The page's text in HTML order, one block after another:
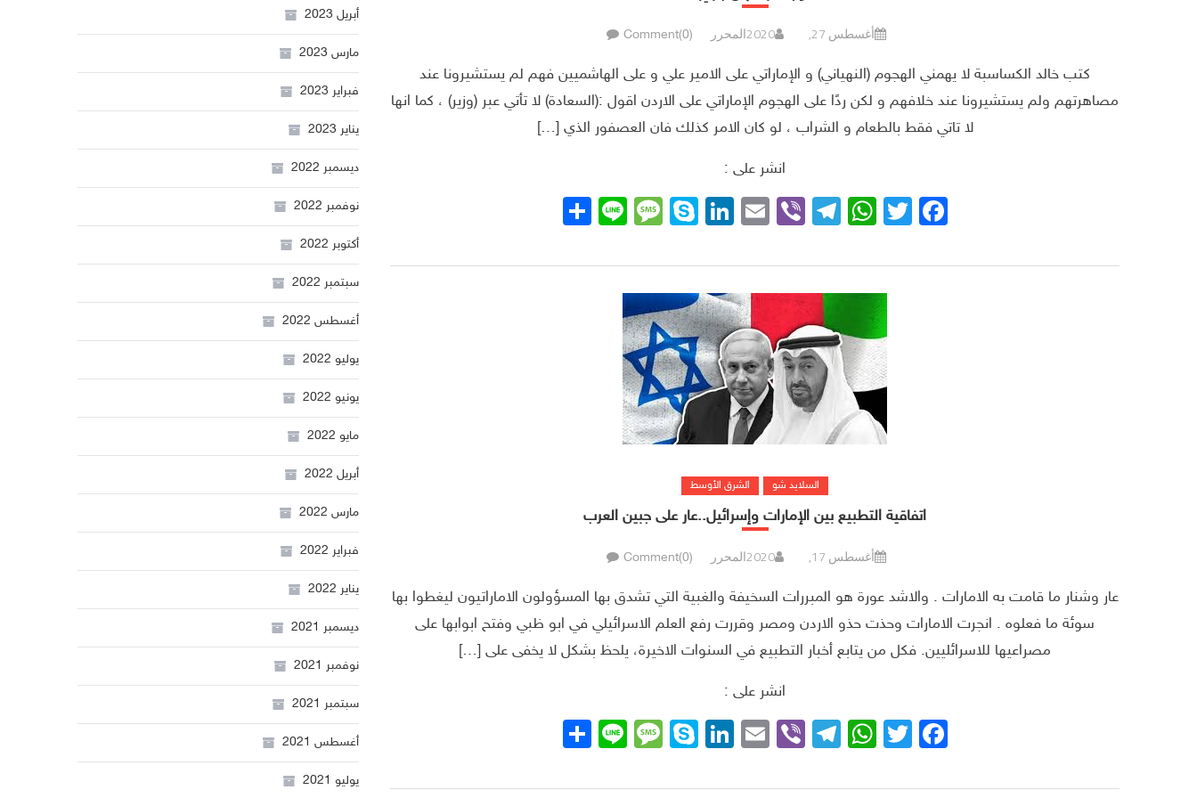
أغسطس 27, 2020 المحرر Comment(0)
كتب خالد الكساسبة لا يهمني الهجوم (النهياني) و الإماراتي على الامير علي و على الهاشميين فهم لم يستشيرونا عند
مصاهرتهم ولم يستشيرونا عند خلافهم و لكن ردًا على الهجوم الإماراتي على الاردن اقول :(السعادة) لا تأتي عبر (وزير) ، كما انها
لا تاتي فقط بالطعام و الشراب ، لو كان الامر كذلك فان العصفور الذي […]
انشر على :
Facebook
Twitter
WhatsApp
Telegram
Viber
Email
LinkedIn
Skype
Message
Line
السلايد شو الشرق الأوسط
اتفاقية التطبيع بين الإمارات وإسرائيل..عار على جبين العرب
أغسطس 17, 2020 المحرر Comment(0)
عار وشنار ما قامت به الامارات . والاشد عورة هو المبررات السخيفة والغبية التي تشدق بها المسؤولون الاماراتيون ليغطوا بها
سوئة ما فعلوه . انجرت الامارات وحذت حذو الاردن ومصر وقررت رفع العلم الاسرائيلي في ابو ظبي وفتح ابوابها على
مصراعيها للاسرائليين. فكل من يتابع أخبار التطبيع في السنوات الاخيرة، يلحظ بشكل لا يخفى على […]
انشر على :
Facebook
Twitter
WhatsApp
Telegram
Viber
Email
LinkedIn
Skype
Message
Line
أبريل 2023
مارس 2023
فبراير 2023
يناير 2023
ديسمبر 2022
نوفمبر 2022
أكتوبر 2022
سبتمبر 2022
أغسطس 2022
يوليو 2022
يونيو 2022
مايو 2022
أبريل 2022
مارس 2022
فبراير 2022
يناير 2022
ديسمبر 2021
نوفمبر 2021
سبتمبر 2021
أغسطس 2021
يوليو 2021